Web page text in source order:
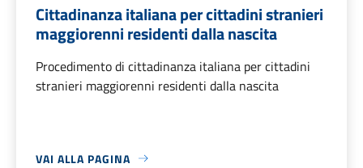
Cittadinanza italiana per cittadini stranieri
maggiorenni residenti dalla nascita
Procedimento di cittadinanza italiana per cittadini
stranieri maggiorenni residenti dalla nascita
VAI ALLA PAGINA